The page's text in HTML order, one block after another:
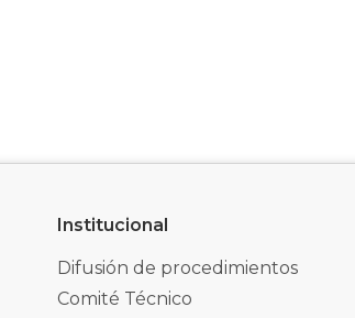
Institucional
Difusión de procedimientos
Comité Técnico